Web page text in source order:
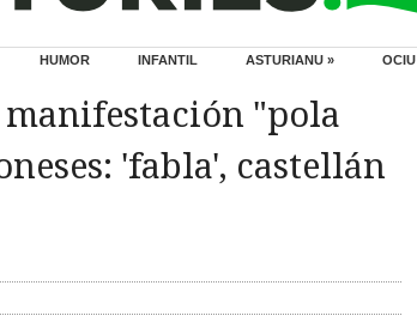
HUMOR INFANTIL ASTURIANU » OCIU
manifestación "pola
'fabla', castellán